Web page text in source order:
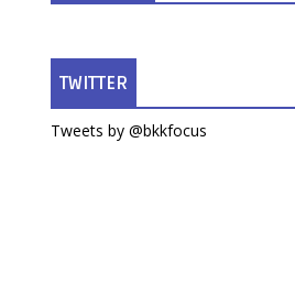
TWITTER
Tweets by @bkkfocus